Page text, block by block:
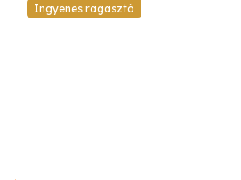
Ingyenes ragasztó